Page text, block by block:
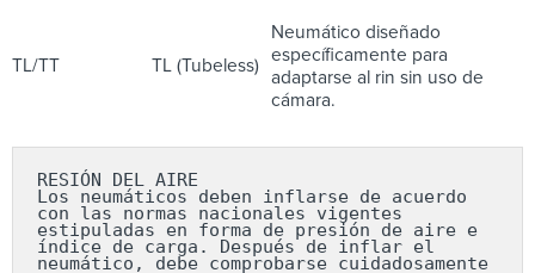
TL/TT TL (Tubeless)
Neumático diseñado
específicamente para
adaptarse al rin sin uso de
cámara.
RESIÓN DEL AIRE
Los neumáticos deben inflarse de acuerdo
con las normas nacionales vigentes
estipuladas en forma de presión de aire e
índice de carga. Después de inflar el
neumático, debe comprobarse cuidadosamente